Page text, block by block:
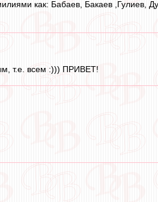
как: Бабаев, Бакаев ,Гулиев,
т.е. всем :))) ПРИВЕТ!